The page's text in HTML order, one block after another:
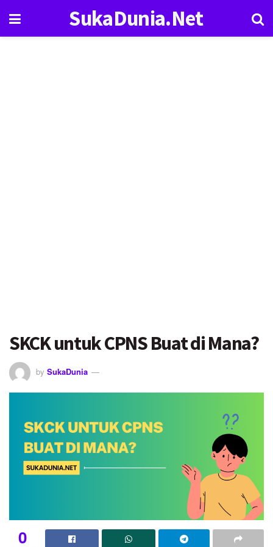
SukaDunia.Net
SKCK untuk CPNS Buat di Mana?
by SukaDunia
0